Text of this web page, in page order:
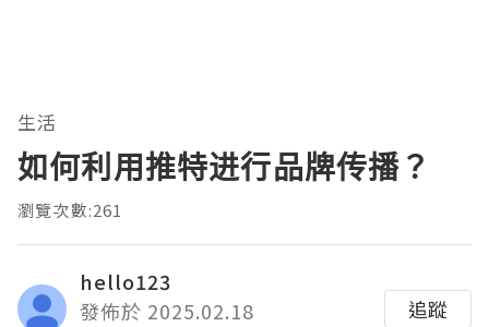
生活
如何利用推特进行品牌传播？
瀏覽次數:261
hello123
發佈於 2025.02.18
追蹤